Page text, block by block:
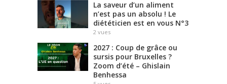
La saveur d’un aliment
n’est pas un absolu ! Le
diététicien est en vous N°3
2 vues
2027 : Coup de grâce ou
sursis pour Bruxelles ?
Zoom d’été – Ghislain
Benhessa